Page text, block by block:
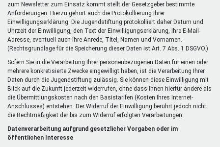
zum Newsletter zum Einsatz kommt stellt der Gesetzgeber bestimmte
Anforderungen. Hierzu gehört auch die Protokollierung Ihrer
Einwilligungserklärung. Die Jugendstiftung protokolliert daher Datum und
Uhrzeit der Einwilligung, den Text der Einwilligungserklärung, Ihre E-Mail-
Adresse, eventuell auch Ihre Anrede, Titel, Namen und Vornamen.
(Rechtsgrundlage für die Speicherung dieser Daten ist Art. 7 Abs. 1 DSGVO.)
Sofern Sie in die Verarbeitung Ihrer personenbezogenen Daten für einen oder
mehrere konkretisierte Zwecke eingewilligt haben, ist die Verarbeitung Ihrer
Daten durch die Jugendstiftung zulässig. Sie können diese Einwilligung mit
Blick auf die Zukunft jederzeit widerrufen, ohne dass Ihnen hierfür andere als
die Übermittlungskosten nach den Basistarifen (Kosten Ihres Internet-
Anschlusses) entstehen. Der Widerruf der Einwilligung berührt jedoch nicht
die Rechtmäßigkeit der bis zum Widerruf erfolgten Verarbeitungen.
Datenverarbeitung aufgrund gesetzlicher Vorgaben oder im
öffentlichen Interesse